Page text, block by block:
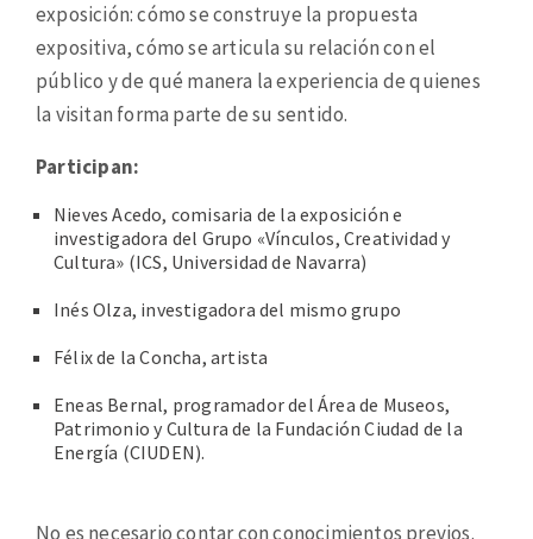
exposición: cómo se construye la propuesta
expositiva, cómo se articula su relación con el
público y de qué manera la experiencia de quienes
la visitan forma parte de su sentido.
Participan:
Nieves Acedo, comisaria de la exposición e
investigadora del Grupo «Vínculos, Creatividad y
Cultura» (ICS, Universidad de Navarra)
Inés Olza, investigadora del mismo grupo
Félix de la Concha, artista
Eneas Bernal, programador del Área de Museos,
Patrimonio y Cultura de la Fundación Ciudad de la
Energía (CIUDEN).
No es necesario contar con conocimientos previos.